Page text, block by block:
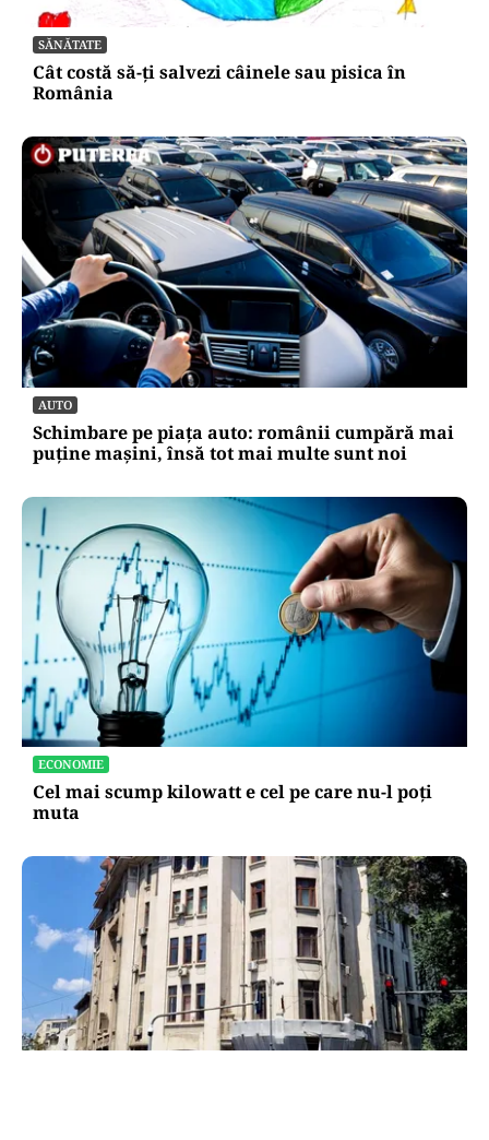
SĂNĂTATE
Cât costă să-ți salvezi câinele sau pisica în
România
AUTO
Schimbare pe piața auto: românii cumpără mai
puține mașini, însă tot mai multe sunt noi
ECONOMIE
Cel mai scump kilowatt e cel pe care nu-l poți
muta